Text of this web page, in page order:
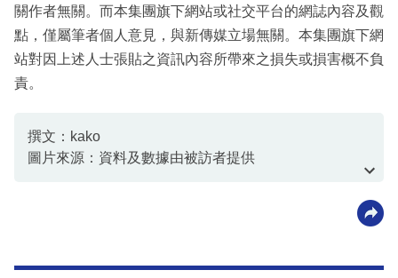
關作者無關。而本集團旗下網站或社交平台的網誌內容及觀
點，僅屬筆者個人意見，與新傳媒立場無關。本集團旗下網
站對因上述人士張貼之資訊內容所帶來之損失或損害概不負
責。
撰文：kako
圖片來源：資料及數據由被訪者提供